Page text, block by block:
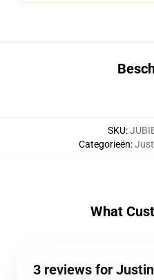
SKU:
Categorieën:
What
3 reviews for